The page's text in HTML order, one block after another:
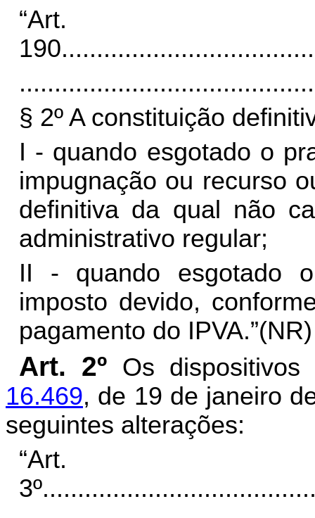
“Art.
190
§ 2º A constituição
I - quando esgotado o
impugnação ou recurso
definitiva da qual não
administrativo regular;
II - quando esgotado
imposto devido,
pagamento do IPVA.”(NR)
Art. 2º Os
16.469, de 19 de janeiro
seguintes alterações:
“Art.
3º